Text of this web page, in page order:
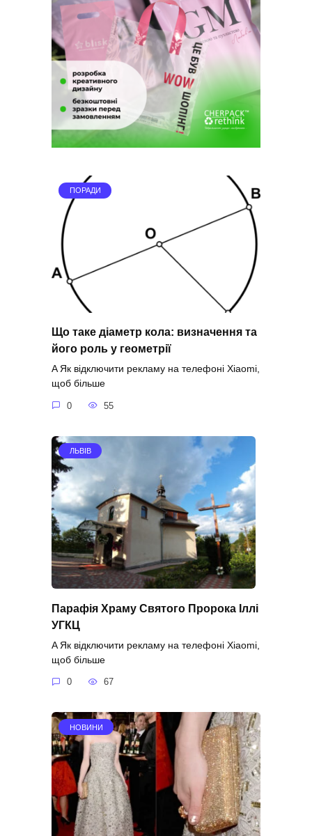
ПОРАДИ
Що таке діаметр кола: визначення та
його роль у геометрії
A Як відключити рекламу на телефоні Xiaomi,
щоб більше
0 55
ЛЬВІВ
Парафія Храму Святого Пророка Іллі
УГКЦ
A Як відключити рекламу на телефоні Xiaomi,
щоб більше
0 67
НОВИНИ